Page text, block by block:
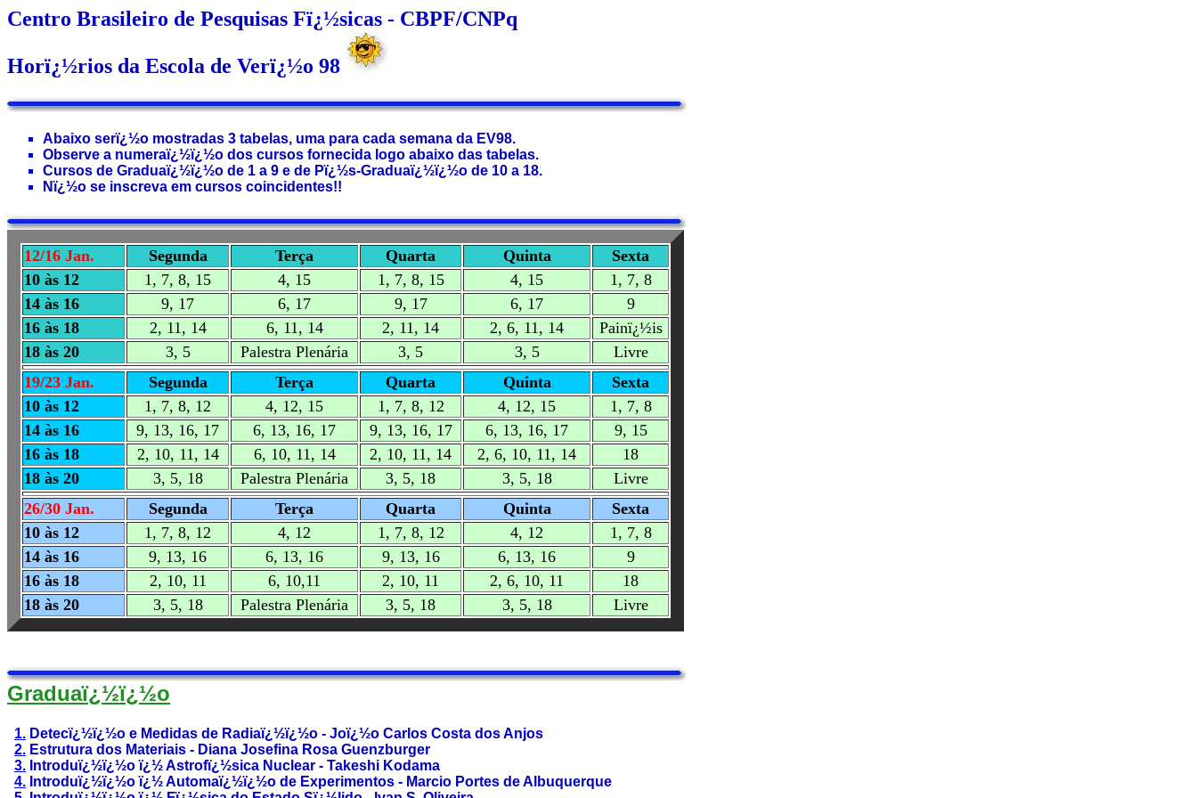
Centro Brasileiro de Pesquisas Fï¿½sicas - CBPF/CNPq
Horï¿½rios da Escola de Verï¿½o 98
Abaixo serï¿½o mostradas 3 tabelas, uma para cada semana da EV98.
Observe a numeraï¿½ï¿½o dos cursos fornecida logo abaixo das tabelas.
Cursos de Graduaï¿½ï¿½o de 1 a 9 e de Pï¿½s-Graduaï¿½ï¿½o de 10 a 18.
Nï¿½o se inscreva em cursos coincidentes!!
12/16 Jan. Segunda Terça Quarta Quinta
Sexta
10 às 12
1, 7, 8, 15 4, 15 1, 7, 8, 15 4, 15
1, 7, 8
14 às 16
9, 17 6, 17 9, 17 6, 17
9
16 às 18
2, 11, 14 6, 11, 14 2, 11, 14 2, 6, 11, 14
Painï¿½is
18 às 20
3, 5 Palestra Plenária 3, 5 3, 5
Livre
19/23 Jan.
Segunda Terça Quarta Quinta
Sexta
10 às 12
1, 7, 8, 12 4, 12, 15 1, 7, 8, 12 4, 12, 15
1, 7, 8
14 às 16
9, 13, 16, 17 6, 13, 16, 17 9, 13, 16, 17 6, 13, 16, 17
9, 15
16 às 18
2, 10, 11, 14 6, 10, 11, 14 2, 10, 11, 14 2, 6, 10, 11, 14
18
18 às 20
3, 5, 18 Palestra Plenária 3, 5, 18 3, 5, 18
Livre
26/30 Jan.
Segunda Terça Quarta Quinta
Sexta
10 às 12
1, 7, 8, 12 4, 12 1, 7, 8, 12 4, 12
1, 7, 8
14 às 16
9, 13, 16 6, 13, 16 9, 13, 16 6, 13, 16
9
16 às 18
2, 10, 11 6, 10,11 2, 10, 11 2, 6, 10, 11
18
18 às 20
3, 5, 18 Palestra Plenária 3, 5, 18 3, 5, 18 Livre
Graduaï¿½ï¿½o
1. Detecï¿½ï¿½o e Medidas de Radiaï¿½ï¿½o - Joï¿½o Carlos Costa dos Anjos
2. Estrutura dos Materiais - Diana Josefina Rosa Guenzburger
3. Introduï¿½ï¿½o ï¿½ Astrofï¿½sica Nuclear - Takeshi Kodama
4. Introduï¿½ï¿½o ï¿½ Automaï¿½ï¿½o de Experimentos - Marcio Portes de Albuquerque